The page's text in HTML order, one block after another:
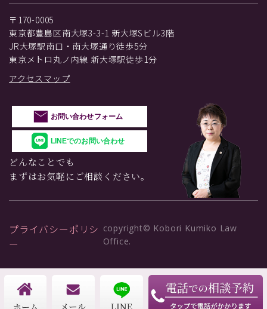
〒170-0005
東京都豊島区南大塚3-3-1 新大塚Sビル3階
JR大塚駅南口・南大塚通り徒歩5分
東京メトロ丸ノ内線 新大塚駅徒歩1分
アクセスマップ
お問い合わせフォーム
LINEでのお問い合わせ
どんなことでも
まずはお気軽にご相談ください。
プライバシーポリシ
ー
copyright© Kobori Kumiko Law
Office.